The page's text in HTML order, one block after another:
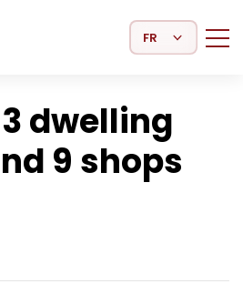
Select Language
dwelling
9 shops